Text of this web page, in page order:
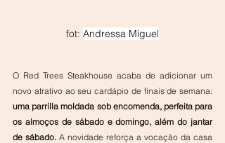
fot: Andressa Miguel
O Red Trees Steakhouse acaba de adicionar um
uma parrilla moldada sob encomenda, perfeita para
os almoços de sábado e domingo, além do jantar
de sábado. A novidade reforça a vocação da casa